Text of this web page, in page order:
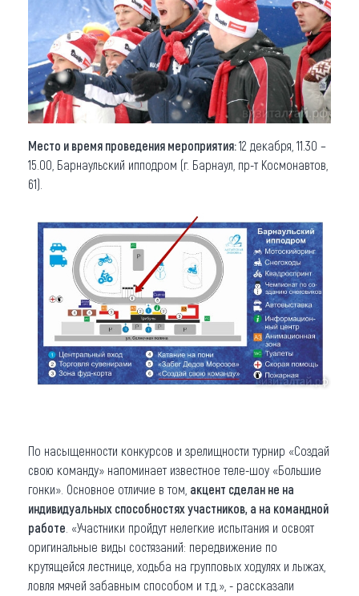
Место и время проведения мероприятия:12 декабря, 11.30 –
15.00, Барнаульский ипподром (г. Барнаул, пр-т Космонавтов,
61).
По насыщенности конкурсов и зрелищности турнир «Создай
свою команду» напоминает известное теле-шоу «Большие
гонки». Основное отличие в том, акцент сделан не на
индивидуальных способностях участников, а на командной
работе . «Участники пройдут нелегкие испытания и освоят
оригинальные виды состязаний: передвижение по
крутящейся лестнице, ходьба на групповых ходулях и лыжах,
ловля мячей забавным способом и т.д.», - рассказали